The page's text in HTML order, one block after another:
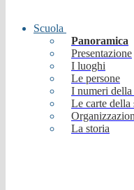
Scuola
Panoramica
Presentazione
I luoghi
Le persone
I numeri della
Le carte della
La storia